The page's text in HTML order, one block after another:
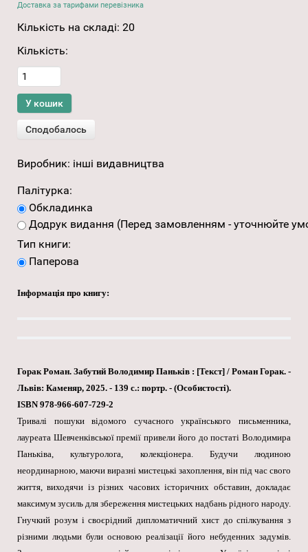
Доставка за тарифами перевізника
Кількість на складі: 20
Кількість:
Виробник: інші видавництва
Палітурка:
Обкладинка
Додрук видання (Перед замовленням - уточнюйте
Тип книги:
Паперова
Інформація про книгу:
Горак Роман. Забутий Володимир Паньків : [Текст] / Роман Горак. -
Львів: Каменяр, 2025. - 139 с.: портр. - (Особистості).
ISBN 978-966-607-729-2
Тривалі пошуки відомого сучасного українського письменника,
лауреата Шевченківської премії привели його до постаті Володимира
Паньківа, культуролога, колекціонера. Будучи людиною
неординарною, маючи виразні мистецькі захоплення, він під час свого
життя, виходячи із різних часових історичних обставин, докладає
максимум зусиль для збереження мистецьких надбань рідного народу.
Гнучкий розум і своєрідний дипломатичний хист до спілкування з
різними людьми були основою реалізації його небуденних задумів.